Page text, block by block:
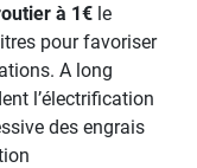
à 1€ le
pour favoriser
A long
l’électrification
des engrais